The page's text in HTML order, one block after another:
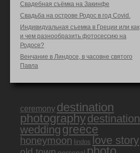
Свадебная съёмка на Закинфе
Свадьба на острове Родос в год Covid.
Индивидуальная съемка в Греции или как
и чем разнообразить фотосессию на
Родосе?
Венчание в Линдосе, в часовне святого
Павла
ceremony destination
photographydestination
wedding greece
honeymoon lindos love story